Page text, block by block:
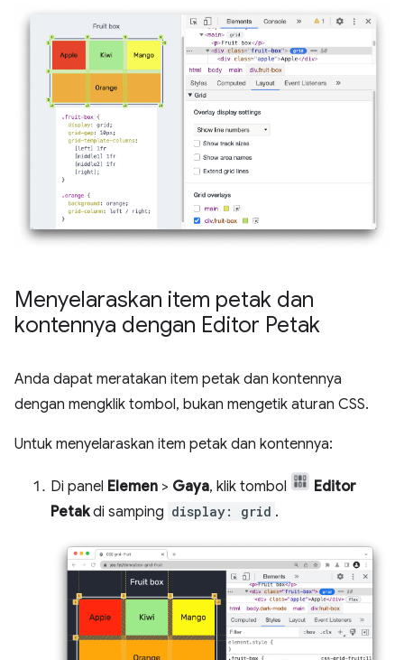
Menyelaraskan item petak dan
kontennya dengan Editor Petak
Anda dapat meratakan item petak dan kontennya
dengan mengklik tombol, bukan mengetik aturan CSS.
Untuk menyelaraskan item petak dan kontennya:
Di panel Elemen > Gaya, klik tombol
Editor
Petakdi samping display: grid .